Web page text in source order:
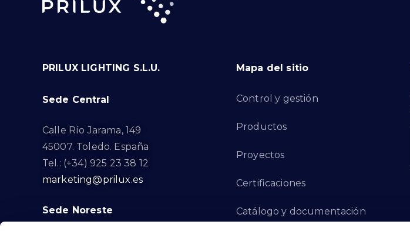
PRILUX LIGHTING S.L.U.
Sede Central
Calle Río Jarama, 149
45007. Toledo. España
Tel.: (+34) 925 23 38 12
marketing@prilux.es
Sede Noreste
Mapa del sitio
Control y gestión
Productos
Proyectos
Certificaciones
Catálogo y documentación